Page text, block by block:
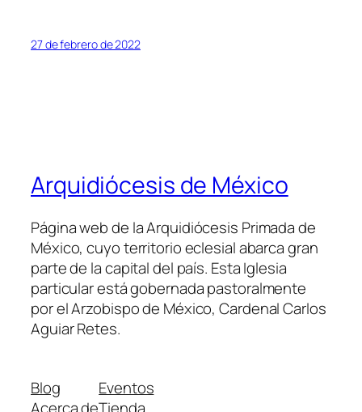
27 de febrero de 2022
Arquidiócesis de México
Página web de la Arquidiócesis Primada de
México, cuyo territorio eclesial abarca gran
parte de la capital del país. Esta Iglesia
particular está gobernada pastoralmente
por el Arzobispo de México, Cardenal Carlos
Aguiar Retes.
Blog
Eventos